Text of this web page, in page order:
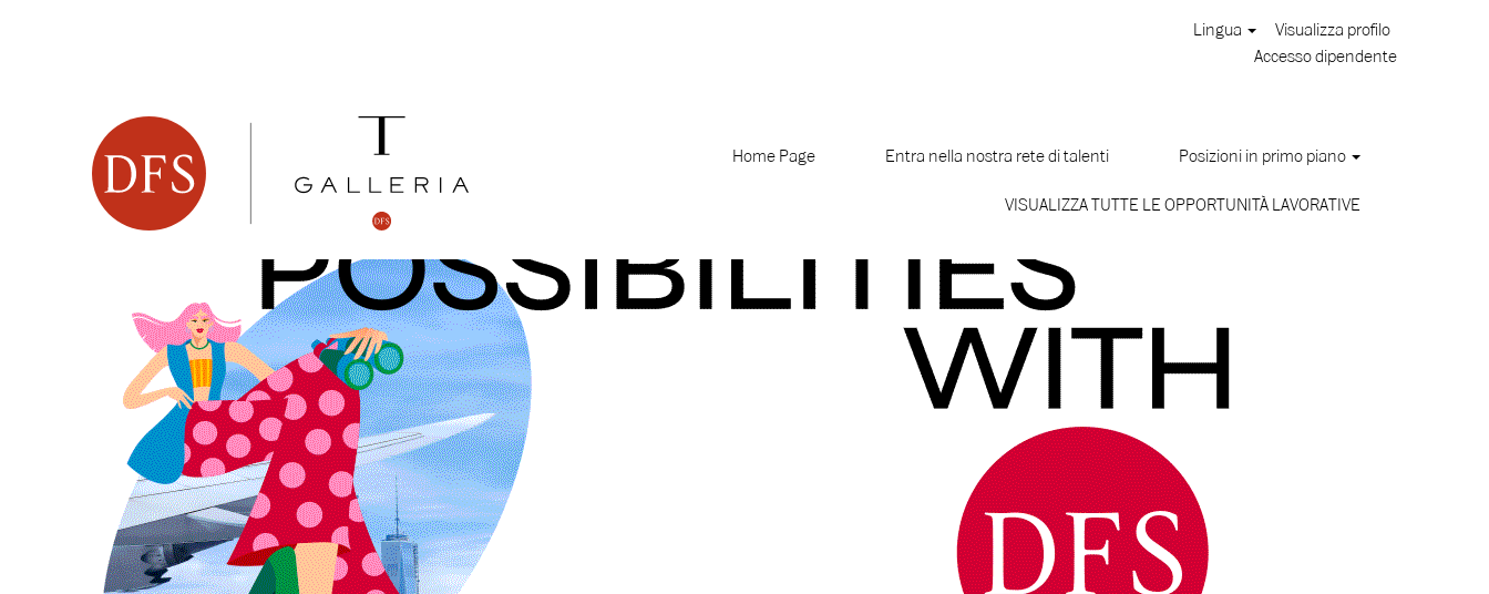
Lingua
Visualizza profilo
Accesso dipendente
Home Page Entra nella nostra rete di talenti Posizioni in primo piano
VISUALIZZA TUTTE LE OPPORTUNITÀ LAVORATIVE